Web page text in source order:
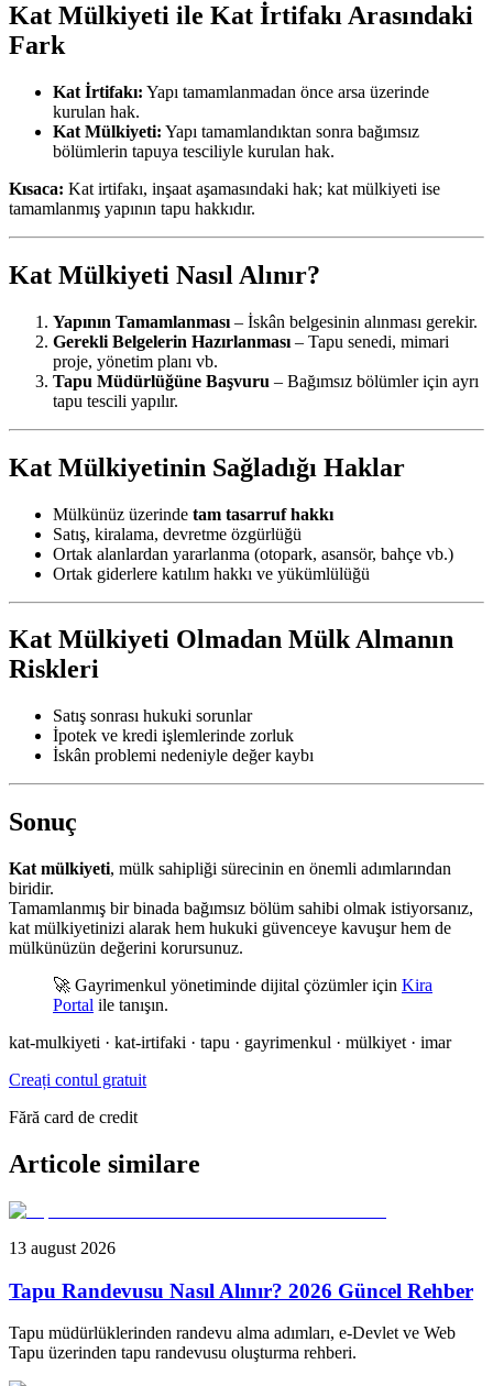
Kat Mülkiyeti ile Kat İrtifakı Arasındaki
Fark
Kat İrtifakı: Yapı tamamlanmadan önce arsa üzerinde
kurulan hak.
Kat Mülkiyeti: Yapı tamamlandıktan sonra bağımsız
bölümlerin tapuya tesciliyle kurulan hak.
Kısaca: Kat irtifakı, inşaat aşamasındaki hak; kat mülkiyeti ise
tamamlanmış yapının tapu hakkıdır.
Kat Mülkiyeti Nasıl Alınır?
Yapının Tamamlanması – İskân belgesinin alınması gerekir.
Gerekli Belgelerin Hazırlanması – Tapu senedi, mimari
proje, yönetim planı vb.
Tapu Müdürlüğüne Başvuru – Bağımsız bölümler için ayrı
tapu tescili yapılır.
Kat Mülkiyetinin Sağladığı Haklar
Mülkünüz üzerinde tam tasarruf hakkı
Satış, kiralama, devretme özgürlüğü
Ortak alanlardan yararlanma (otopark, asansör, bahçe vb.)
Ortak giderlere katılım hakkı ve yükümlülüğü
Kat Mülkiyeti Olmadan Mülk Almanın
Riskleri
Satış sonrası hukuki sorunlar
İpotek ve kredi işlemlerinde zorluk
İskân problemi nedeniyle değer kaybı
Sonuç
Kat mülkiyeti, mülk sahipliği sürecinin en önemli adımlarından
biridir.
Tamamlanmış bir binada bağımsız bölüm sahibi olmak istiyorsanız,
kat mülkiyetinizi alarak hem hukuki güvenceye kavuşur hem de
mülkünüzün değerini korursunuz.
🚀 Gayrimenkul yönetiminde dijital çözümler için Kira
Portal ile tanışın.
kat-mulkiyeti · kat-irtifaki · tapu · gayrimenkul · mülkiyet · imar
Creați contul gratuit
Fără card de credit
Articole similare
13 august 2026
Tapu Randevusu Nasıl Alınır? 2026 Güncel Rehber
Tapu müdürlüklerinden randevu alma adımları, e-Devlet ve Web
Tapu üzerinden tapu randevusu oluşturma rehberi.